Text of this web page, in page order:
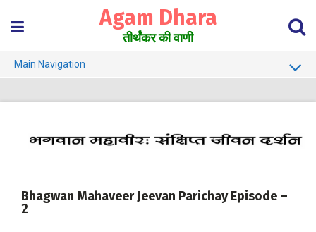
content
Agam Dhara
तीर्थंकर की वाणी
Main Navigation
Jain Darshan Dictionary
Bhagwan Mahaveer Jeevan Parichay Episode –
2